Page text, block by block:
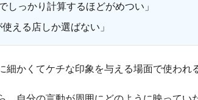
しっかり計算するほどがめつい」
える店しか選ばない」
かくてケチな印象を与える場面で使われ